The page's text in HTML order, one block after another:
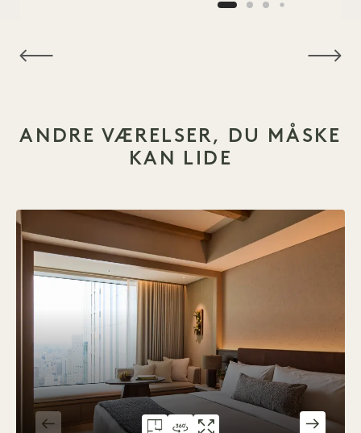
ANDRE VÆRELSER, DU MÅSKE
KAN LIDE
GRUNDPLAN 6066 ALCOVE KING
360°-RUNDVISNING 6066
GALLERI 6066 ALCOVE